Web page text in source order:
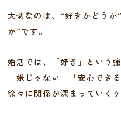
大切なのは、“好きかどうか
か”です。
婚活では、「好き」という
「嫌じゃない」「安心でき
徐々に関係が深まっていく